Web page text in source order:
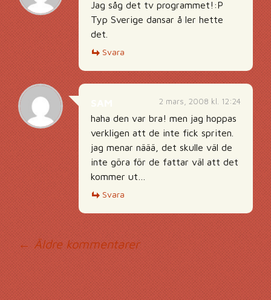
Jag såg det tv programmet!:P
Typ Sverige dansar å ler hette
det.
Svara
2 mars, 2008 kl. 12:24
haha den var bra! men jag hoppas
verkligen att de inte fick spriten.
jag menar näää, det skulle väl de
inte göra för de fattar väl att det
kommer ut…
Svara
← Äldre kommentarer